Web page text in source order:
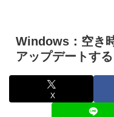
Windows：空き
アップデートする
X